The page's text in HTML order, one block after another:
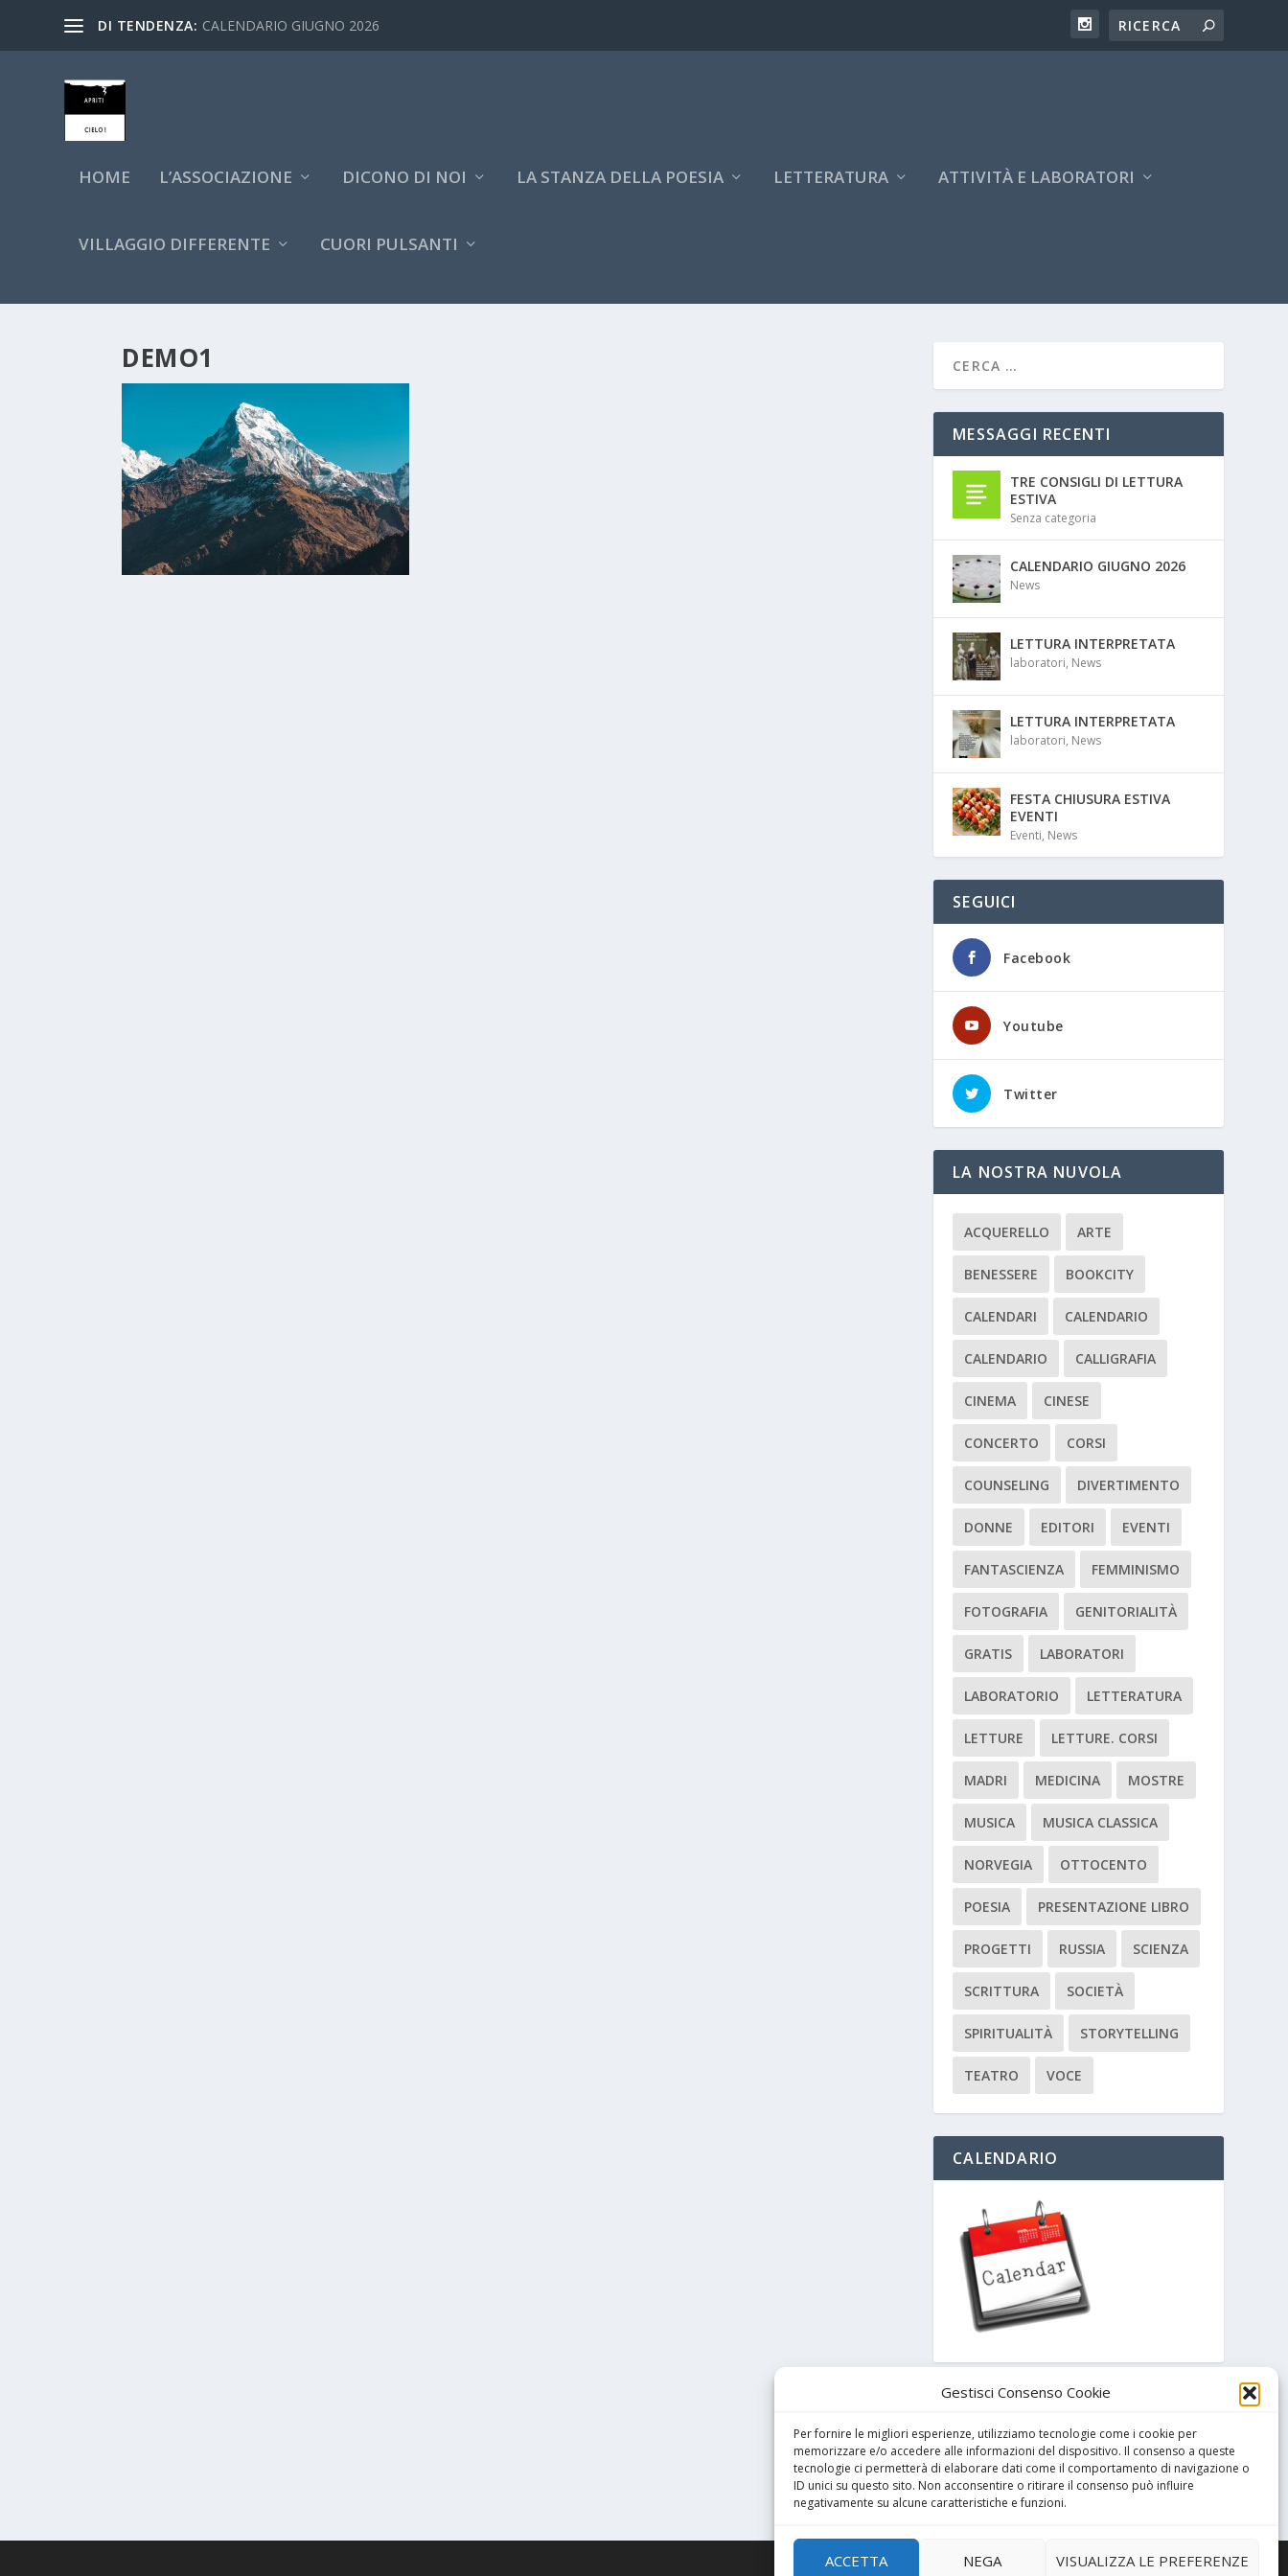
Gestisci Consenso Cookie
Per fornire le migliori esperienze, utilizziamo tecnologie come i cookie per
memorizzare e/o accedere alle informazioni del dispositivo. Il consenso a queste
tecnologie ci permetterà di elaborare dati come il comportamento di navigazione o
ID unici su questo sito. Non acconsentire o ritirare il consenso può influire
negativamente su alcune caratteristiche e funzioni.
ACCETTA NEGA VISUALIZZA LE PREFERENZE
DI TENDENZA: CALENDARIO GIUGNO 2026
HOME L’ASSOCIAZIONE DICONO DI NOI LA STANZA DELLA POESIA LETTERATURA ATTIVITÀ E LABORATORI
VILLAGGIO DIFFERENTE CUORI PULSANTI
DEMO1
MESSAGGI RECENTI
TRE CONSIGLI DI LETTURA
ESTIVA
Senza categoria
CALENDARIO GIUGNO 2026
News
LETTURA INTERPRETATA
laboratori, News
LETTURA INTERPRETATA
laboratori, News
FESTA CHIUSURA ESTIVA
EVENTI
Eventi, News
SEGUICI
Facebook
Youtube
Twitter
LA NOSTRA NUVOLA
ACQUERELLO ARTE
BENESSERE BOOKCITY
CALENDARI CALENDARIO
CALENDARIO CALLIGRAFIA
CINEMA CINESE
CONCERTO CORSI
COUNSELING DIVERTIMENTO
DONNE EDITORI EVENTI
FANTASCIENZA FEMMINISMO
FOTOGRAFIA GENITORIALITÀ
GRATIS LABORATORI
LABORATORIO LETTERATURA
LETTURE LETTURE. CORSI
MADRI MEDICINA MOSTRE
MUSICA MUSICA CLASSICA
NORVEGIA OTTOCENTO
POESIA PRESENTAZIONE LIBRO
PROGETTI RUSSIA SCIENZA
SCRITTURA SOCIETÀ
SPIRITUALITÀ STORYTELLING
TEATRO VOCE
CALENDARIO